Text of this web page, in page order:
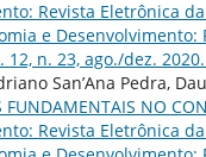
Revista Eletrônica
e
n. 23, ago./dez. 2020.
San’Ana Pedra,
FUNDAMENTAIS NO
Revista Eletrônica